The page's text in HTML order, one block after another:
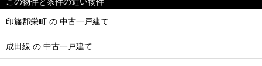
印旛郡栄町 の 中古一戸建て
成田線 の 中古一戸建て